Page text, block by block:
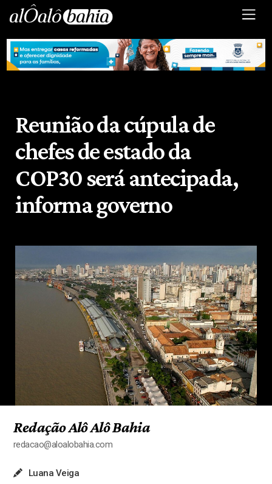
Reunião da cúpula de
chefes de estado da
COP30 será antecipada,
informa governo
Redação Alô Alô Bahia
redacao@aloalobahia.com
Luana Veiga